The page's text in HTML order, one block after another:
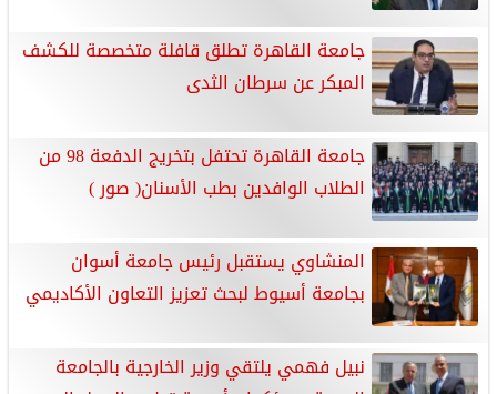
جامعة القاهرة تطلق قافلة متخصصة للكشف
المبكر عن سرطان الثدى
جامعة القاهرة تحتفل بتخريج الدفعة 98 من
الطلاب الوافدين بطب الأسنان( صور )
المنشاوي يستقبل رئيس جامعة أسوان
بجامعة أسيوط لبحث تعزيز التعاون الأكاديمي
نبيل فهمي يلتقي وزير الخارجية بالجامعة